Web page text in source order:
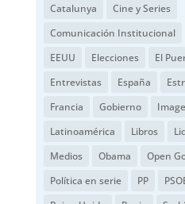
Catalunya
Cine y Series
Comunicación Institucional
EEUU
Elecciones
El
Entrevistas
España
Francia
Gobierno
Latinoamérica
Libros
Medios
Obama Open
Política en serie
PP